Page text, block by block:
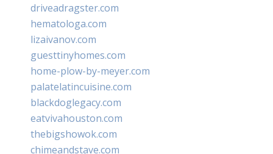
driveadragster.com
hematologa.com
lizaivanov.com
guesttinyhomes.com
home-plow-by-meyer.com
palatelatincuisine.com
blackdoglegacy.com
eatvivahouston.com
thebigshowok.com
chimeandstave.com